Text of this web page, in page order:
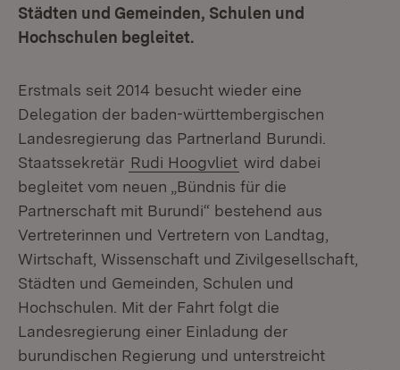
Städten und Gemeinden, Schulen und
Hochschulen begleitet.
Erstmals seit 2014 besucht wieder eine
Delegation der baden-württembergischen
Landesregierung das Partnerland Burundi.
Staatssekretär Rudi Hoogvliet wird dabei
begleitet vom neuen „Bündnis für die
Partnerschaft mit Burundi“ bestehend aus
Vertreterinnen und Vertretern von Landtag,
Wirtschaft, Wissenschaft und Zivilgesellschaft,
Städten und Gemeinden, Schulen und
Hochschulen. Mit der Fahrt folgt die
Landesregierung einer Einladung der
burundischen Regierung und unterstreicht